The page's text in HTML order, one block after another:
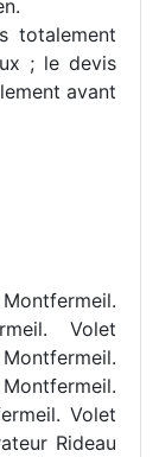
totalement
; le devis
avant
Volet
Volet
Rideau